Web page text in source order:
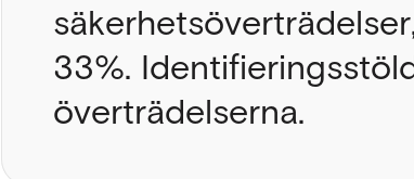
33%.
överträdelserna.